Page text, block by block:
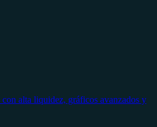
alta liquidez, gráficos avanzados y